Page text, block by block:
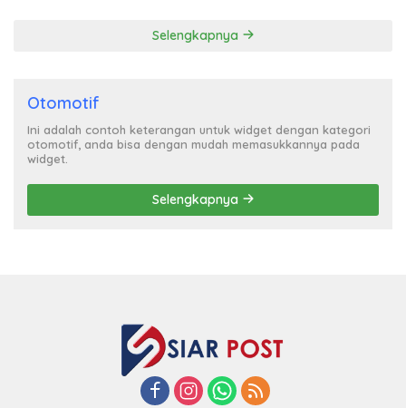
Selengkapnya
Otomotif
Ini adalah contoh keterangan untuk widget dengan kategori
otomotif, anda bisa dengan mudah memasukkannya pada
widget.
Selengkapnya